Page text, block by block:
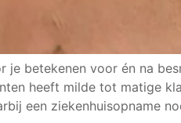
je betekenen voor én na
heeft milde tot matige
een ziekenhuisopname